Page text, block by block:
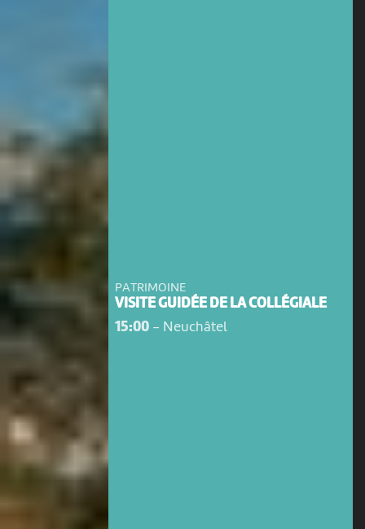
PATRIMOINE
VISITE GUIDÉE DE LA COLLÉGIALE
15:00- Neuchâtel